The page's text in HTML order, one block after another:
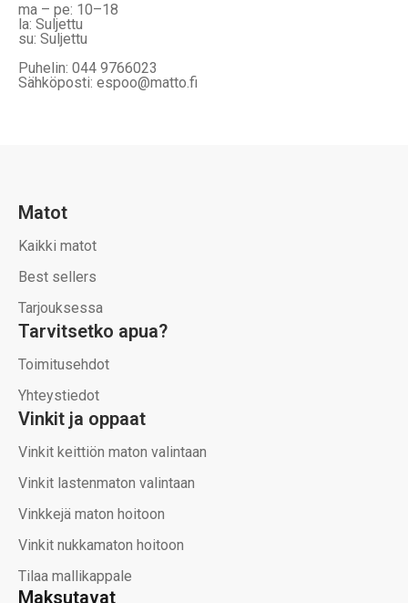
ma – pe: 10–18
la: Suljettu
su: Suljettu
Puhelin: 044 9766023
Sähköposti: espoo@matto.fi
Maksutavat
Matot
Kaikki matot
Best sellers
Tarjouksessa
Tarvitsetko apua?
Toimitusehdot
Yhteystiedot
Vinkit ja oppaat
Vinkit keittiön maton valintaan
Vinkit lastenmaton valintaan
Vinkkejä maton hoitoon
Vinkit nukkamaton hoitoon
Tilaa mallikappale